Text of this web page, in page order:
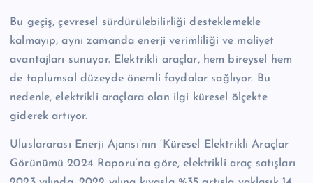
Bu geçiş, çevresel sürdürülebilirliği desteklemekle
kalmayıp, aynı zamanda enerji verimliliği ve maliyet
avantajları sunuyor. Elektrikli araçlar, hem bireysel hem
de toplumsal düzeyde önemli faydalar sağlıyor. Bu
nedenle, elektrikli araçlara olan ilgi küresel ölçekte
giderek artıyor.
Uluslararası Enerji Ajansı’nın ‘Küresel Elektrikli Araçlar
Görünümü 2024 Raporu’na göre, elektrikli araç satışları